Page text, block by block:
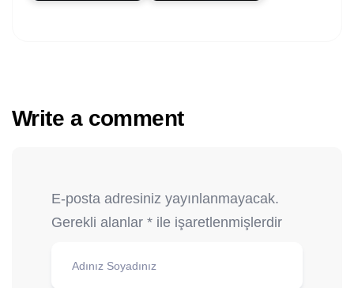
Write a comment
E-posta adresiniz yayınlanmayacak.
Gerekli alanlar * ile işaretlenmişlerdir